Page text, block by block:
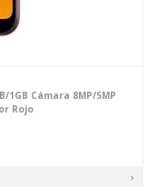
1GB Cámara 8MP/5MP
Rojo
›